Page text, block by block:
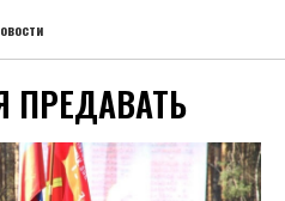
ПРЕДАВАТЬ